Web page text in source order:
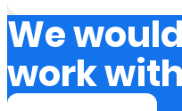
We
work